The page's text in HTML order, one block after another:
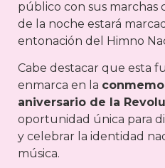
público con sus marchas
de la noche estará
entonación del Himno
Cabe destacar que esta
enmarca en la
aniversario de la
oportunidad única para
y celebrar la identidad
música.